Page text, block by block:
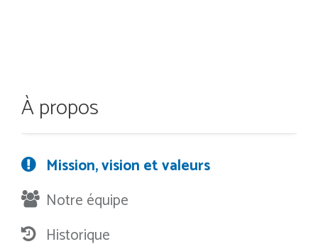
À propos
Mission, vision et valeurs
Notre équipe
Historique